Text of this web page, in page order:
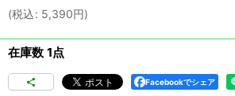
(税込: 5,390円)
在庫数 1点
Facebookでシェア